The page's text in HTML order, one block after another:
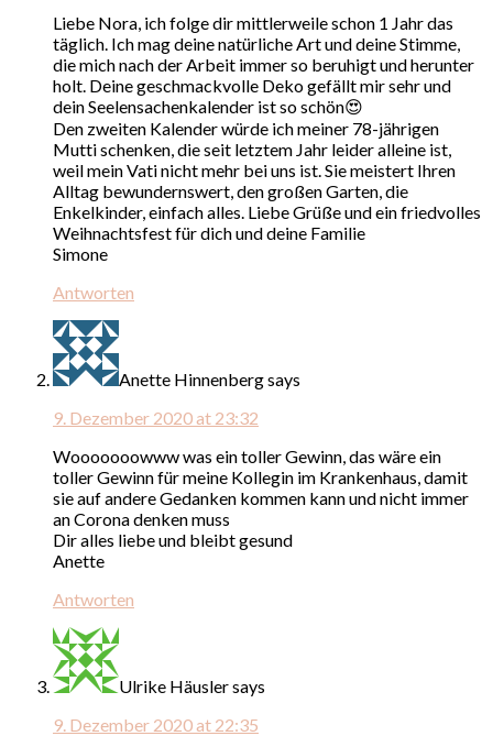
Liebe Nora, ich folge dir mittlerweile schon 1 Jahr das
täglich. Ich mag deine natürliche Art und deine Stimme,
die mich nach der Arbeit immer so beruhigt und herunter
holt. Deine geschmackvolle Deko gefällt mir sehr und
dein Seelensachenkalender ist so schön😍
Den zweiten Kalender würde ich meiner 78-jährigen
Mutti schenken, die seit letztem Jahr leider alleine ist,
weil mein Vati nicht mehr bei uns ist. Sie meistert Ihren
Alltag bewundernswert, den großen Garten, die
Enkelkinder, einfach alles. Liebe Grüße und ein friedvolles
Weihnachtsfest für dich und deine Familie
Simone
Antworten
Anette Hinnenbergsays
9. Dezember 2020 at 23:32
Wooooooowww was ein toller Gewinn, das wäre ein
toller Gewinn für meine Kollegin im Krankenhaus, damit
sie auf andere Gedanken kommen kann und nicht immer
an Corona denken muss
Dir alles liebe und bleibt gesund
Anette
Antworten
Ulrike Häuslersays
9. Dezember 2020 at 22:35